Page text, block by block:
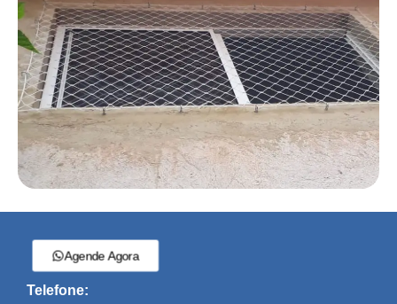
Agende Agora
Telefone: